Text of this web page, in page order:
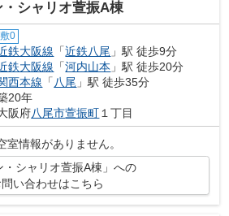
・シャリオ萱振A棟
敷0
鉄大阪線 「近鉄八尾 」駅 徒歩9分
鉄大阪線 「河内山本 」駅 徒歩20分
西本線 「 八尾 」駅 徒歩35分
20年
阪府八尾市萱振町 １丁目
室情報がありません。
・シャリオ萱振A棟」への
問い合わせはこちら